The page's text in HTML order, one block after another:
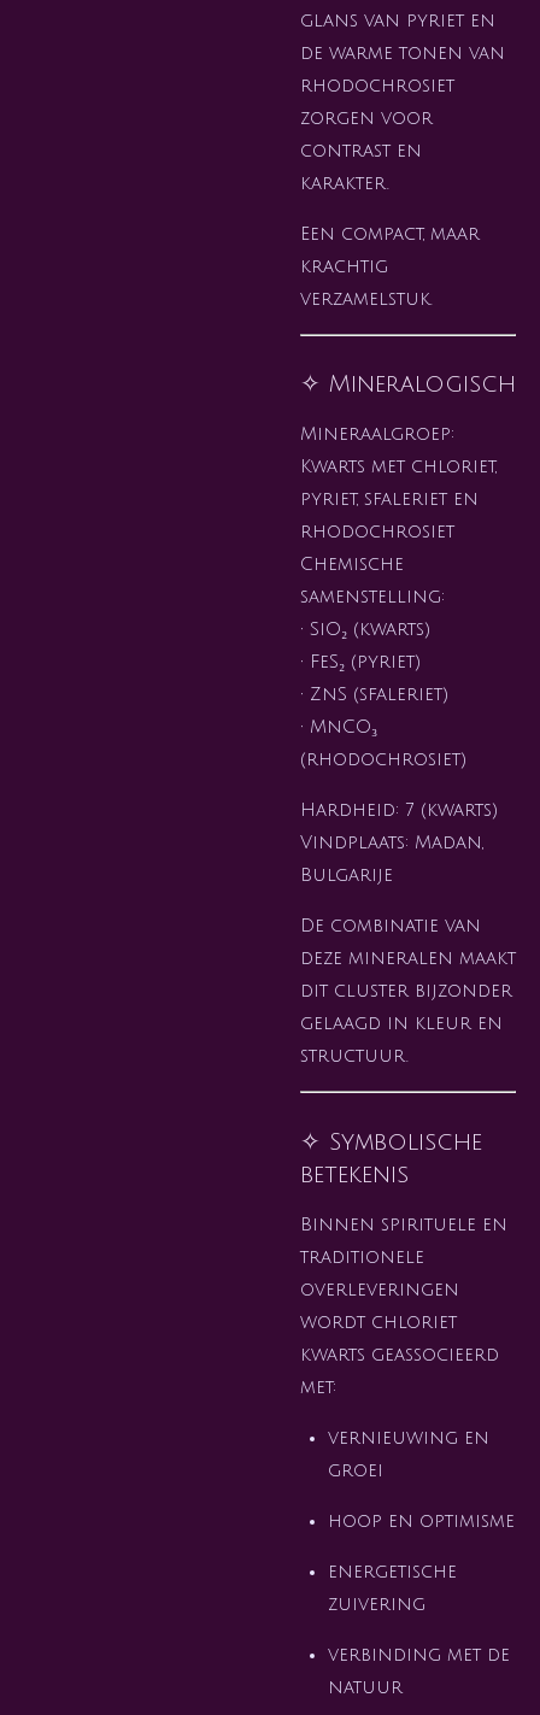
glans van pyriet en
de warme tonen van
rhodochrosiet
zorgen voor
contrast en
karakter.
Een compact, maar
krachtig
verzamelstuk.
✧ Mineralogisch
Mineraalgroep:
Kwarts met chloriet,
pyriet, sfaleriet en
rhodochrosiet
Chemische
samenstelling:
• SiO₂ (kwarts)
• FeS₂ (pyriet)
• ZnS (sfaleriet)
• MnCO₃
(rhodochrosiet)
Hardheid: 7 (kwarts)
Vindplaats: Madan,
Bulgarije
De combinatie van
deze mineralen maakt
dit cluster bijzonder
gelaagd in kleur en
structuur.
✧ Symbolische
betekenis
Binnen spirituele en
traditionele
overleveringen
wordt chloriet
kwarts geassocieerd
met:
vernieuwing en
groei
hoop en optimisme
energetische
zuivering
verbinding met de
natuur